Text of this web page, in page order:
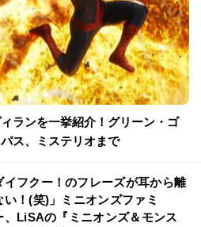
ランを一挙紹介！グリーン・ゴ
ス、ミステリオまで
イフクー！のフレーズが耳から離
い！(笑)」ミニオンズファミ
、LiSAの『ミニオンズ＆モンス